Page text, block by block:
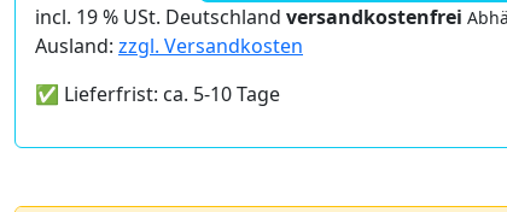
incl. 19 % USt. Deutschland versandkostenfrei
Ausland: zzgl. Versandkosten
✅ Lieferfrist: ca. 5-10 Tage